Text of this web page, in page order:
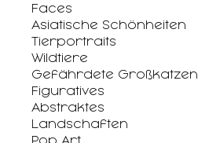
Faces
Asiatische Schönheiten
Tierportraits
Wildtiere
Gefährdete Großkatzen
Figuratives
Abstraktes
Landschaften